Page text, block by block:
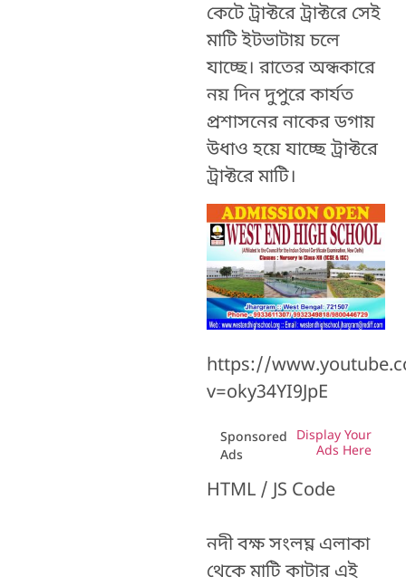
কেটে ট্রাক্টরে ট্রাক্টরে সেই
মাটি ইটভাটায় চলে
যাচ্ছে। রাতের অন্ধকারে
নয় দিন দুপুরে কার্যত
প্রশাসনের নাকের ডগায়
উধাও হয়ে যাচ্ছে ট্রাক্টরে
ট্রাক্টরে মাটি।
https://
v=oky34YI9JpE
Sponsored
Ads
Display Your
Ads Here
HTML / JS Code
নদী বক্ষ সংলঘ্ন এলাকা
থেকে মাটি কাটার এই